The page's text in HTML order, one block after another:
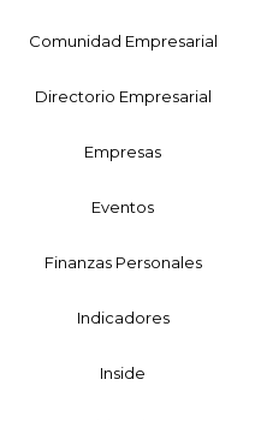
Comunidad Empresarial
Directorio Empresarial
Empresas
Eventos
Finanzas Personales
Indicadores
Inside